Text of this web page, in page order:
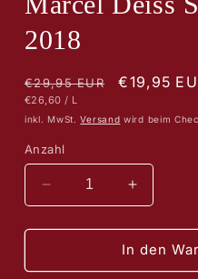
Modal
2018
Normaler
Preis
€29,95 EUR €19,95
STÜCKPREIS
€26,60 / PRO
L
inkl. MwSt.Versand wird beim
Anzahl
Verringere
die
Menge
Marcel
Erhöhe
die
Menge
für
Marcel
In den